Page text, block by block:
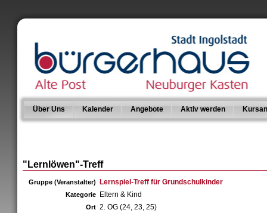
Über Uns Kalender Angebote Aktiv werden
"Lernlöwen"-Treff
Gruppe (Veranstalter) Lernspiel-Treff für Grundschulkinder
Kategorie Eltern & Kind
Ort 2. OG (24, 23, 25)